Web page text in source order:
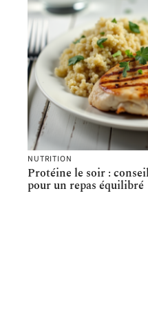
NUTRITION
Protéine le soir :
pour un repas équilibré